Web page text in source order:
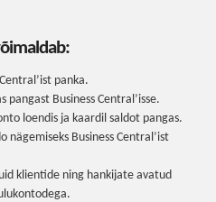
panka.
Business Central’isse.
loendis ja kaardil saldot pangas.
nägemiseks Business Central’ist
klientide ning hankijate avatud